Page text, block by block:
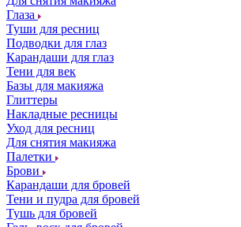
Глаза
Туши для ресниц
Подводки для глаз
Карандаши для глаз
Тени для век
Базы для макияжа
Глиттеры
Накладные ресницы
Уход для ресниц
Для снятия макияжа
Палетки
Брови
Карандаши для бровей
Тени и пудра для бровей
Тушь для бровей